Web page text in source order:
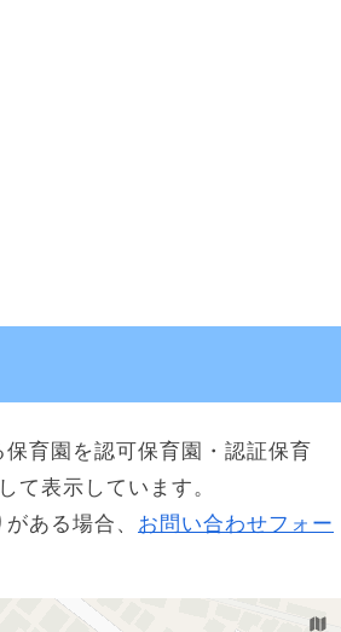
育園を認可保育園・認証保育
て表示しています。
ある場合、 お問い合わせフォー